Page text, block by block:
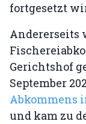
fortgesetzt
Andererseits
Gerichtshof
September
Abkommens
und kam zu